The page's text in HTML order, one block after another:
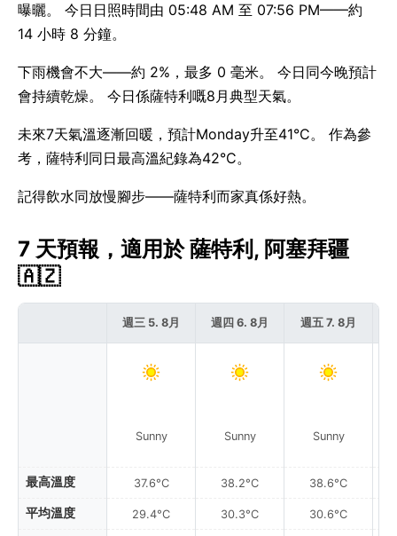
曝曬。 今日日照時間由 05:48 AM 至 07:56 PM——約
14 小時 8 分鐘。
下雨機會不大——約 2%，最多 0 毫米。 今日同今晚預計
會持續乾燥。 今日係薩特利嘅8月典型天氣。
未來7天氣溫逐漸回暖，預計Monday升至41°C。 作為參
考，薩特利同日最高溫紀錄為42°C。
記得飲水同放慢腳步——薩特利而家真係好熱。
7 天預報，適用於 薩特利, 阿塞拜疆
🇦🇿
最高溫度
平均溫度
週三 5. 8月
Sunny
37.6°C
29.4°C
週四 6. 8月
Sunny
38.2°C
30.3°C
週五 7. 8月
Sunny
38.6°C
30.6°C